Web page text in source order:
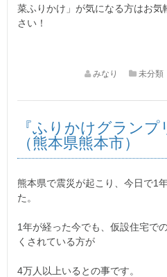
菜ふりかけ」が気になる方はお気
さい！
みなり 未分類
『ふりかけグランプ
（熊本県熊本市）
熊本県で震災が起こり、今日で1
た。
1年が経った今でも、仮設住宅で
くされている方が
4万人以上いるとの事です。